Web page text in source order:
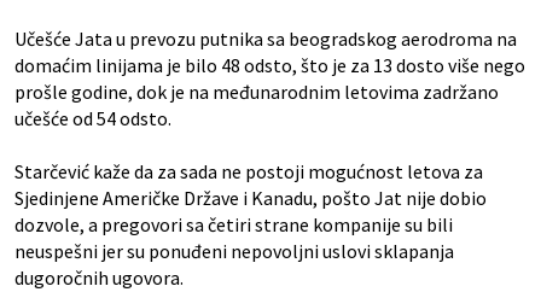
Učešće Jata u prevozu putnika sa beogradskog aerodroma na
domaćim linijama je bilo 48 odsto, što je za 13 dosto više nego
prošle godine, dok je na međunarodnim letovima zadržano
učešće od 54 odsto.
Starčević kaže da za sada ne postoji mogućnost letova za
Sjedinjene Američke Države i Kanadu, pošto Jat nije dobio
dozvole, a pregovori sa četiri strane kompanije su bili
neuspešni jer su ponuđeni nepovoljni uslovi sklapanja
dugoročnih ugovora.